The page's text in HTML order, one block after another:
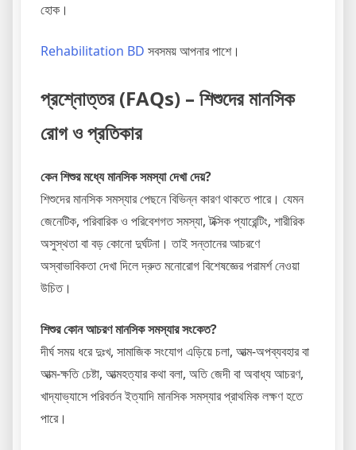
হোক।
Rehabilitation BD সবসময় আপনার পাশে।
প্রশ্নোত্তর (FAQs) – শিশুদের মানসিক
রোগ ও প্রতিকার
কেন শিশুর মধ্যে মানসিক সমস্যা দেখা দেয়?
শিশুদের মানসিক সমস্যার পেছনে বিভিন্ন কারণ থাকতে পারে। যেমন
জেনেটিক, পরিবারিক ও পরিবেশগত সমস্যা, টক্সিক প্যারেন্টিং, শারীরিক
অসুস্থতা বা বড় কোনো দুর্ঘটনা। তাই সন্তানের আচরণে
অস্বাভাবিকতা দেখা দিলে দ্রুত মনোরোগ বিশেষজ্ঞের পরামর্শ নেওয়া
উচিত।
শিশুর কোন আচরণ মানসিক সমস্যার সংকেত?
দীর্ঘ সময় ধরে দুঃখ, সামাজিক সংযোগ এড়িয়ে চলা, আত্ম-অপব্যবহার বা
আত্ম-ক্ষতি চেষ্টা, আত্মহত্যার কথা বলা, অতি জেদী বা অবাধ্য আচরণ,
খাদ্যাভ্যাসে পরিবর্তন ইত্যাদি মানসিক সমস্যার প্রাথমিক লক্ষণ হতে
পারে।